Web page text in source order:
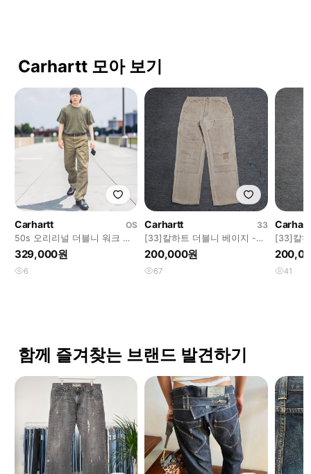
Carhartt 모아 보기
Carhartt
OS
50s 오리리널 더블니 워크 팬
츠 헌팅 바지 M0919
329,000원
6
Carhartt
33
[33]칼하트 더블니 베이지 -
B51
200,000원
67
[33]칼
운 -B50
41
함께 즐겨찾는 브랜드 발견하기